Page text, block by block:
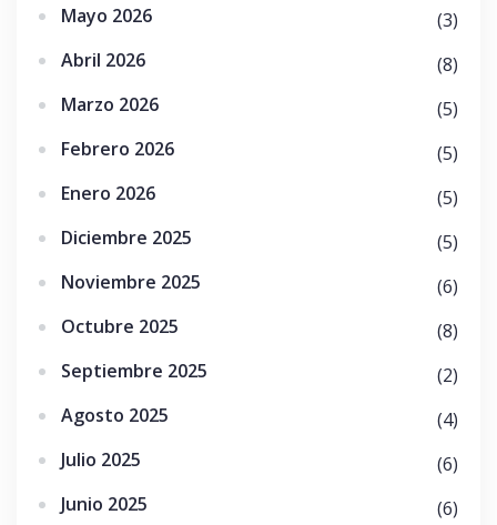
Mayo 2026
(3)
Abril 2026
(8)
Marzo 2026
(5)
Febrero 2026
(5)
Enero 2026
(5)
Diciembre 2025
(5)
Noviembre 2025
(6)
Octubre 2025
(8)
Septiembre 2025
(2)
Agosto 2025
(4)
Julio 2025
(6)
Junio 2025
(6)